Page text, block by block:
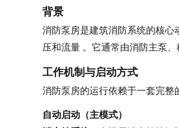
背景
消防泵房是建筑消防系统的核心
压和流量 。它通常由消防主泵
工作机制与启动方式
消防泵房的运行依赖于一套完整
自动启动（主模式）